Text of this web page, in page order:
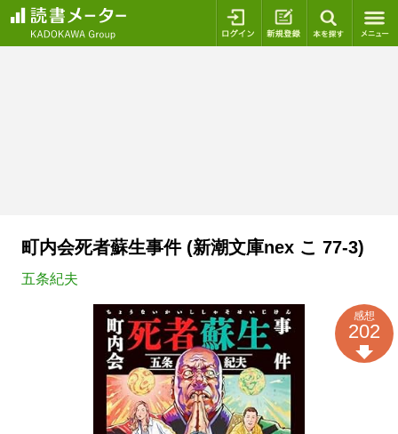
ログイン 新規登録
町内会死者蘇生事件 (新潮文庫nex こ 77-3)
五条紀夫
感想
202